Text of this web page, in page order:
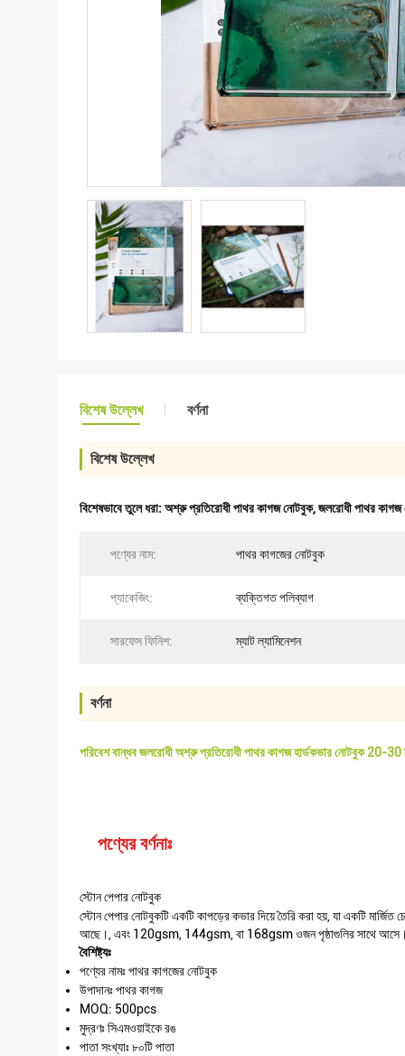
বিশেষ উল্লেখ বর্ণনা
বিশেষ উল্লেখ
বিশেষভাবে তুলে ধরা: অশ্রু প্রতিরোধী পাথর কাগজ নোটবুক,জলরোধী পাথর
পণ্যের নাম: পাথর কাগজের নোটবুক
প্যাকেজিং: ব্যক্তিগত পলিব্যাগ
সারফেস ফিনিশ: ম্যাট ল্যামিনেশন
বর্ণনা
পরিবেশ বান্ধব জলরোধী অশ্রু প্রতিরোধী পাথর কাগজ হার্ডকভার নোটবুক 20-30
পণ্যের বর্ণনাঃ
স্টোন পেপার নোটবুক
স্টোন পেপার নোটবুকটি একটি কাপড়ের কভার দিয়ে তৈরি করা হয়, যা একটি
আছে।, এবং 120gsm, 144gsm, বা 168gsm ওজন পৃষ্ঠাগুলির সাথে আসে।
বৈশিষ্ট্যঃ
পণ্যের নামঃ পাথর কাগজের নোটবুক
উপাদানঃ পাথর কাগজ
MOQ: 500pcs
মুদ্রণঃ সিএমওয়াইকে রঙ
পাতা সংখ্যাঃ ৮০টি পাতা